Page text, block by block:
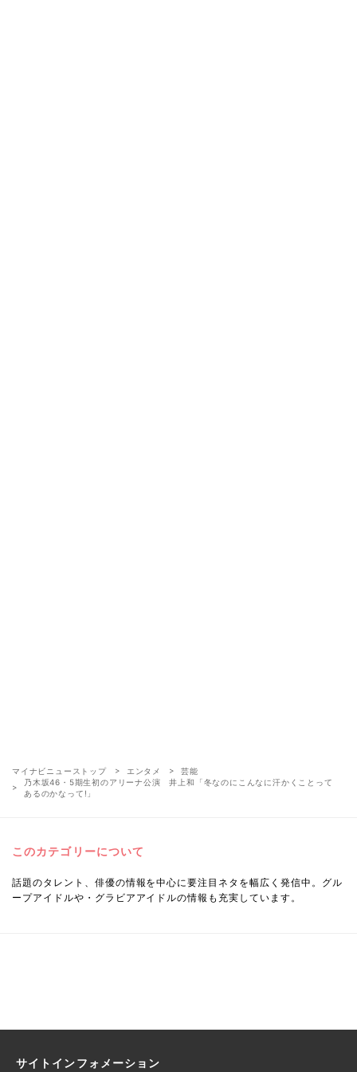
マイナビニューストップ エンタメ
芸能
乃木坂46・5期生初のアリーナ公演 井上和「冬なのにこんなに汗かくことって
あるのかなって!」
このカテゴリーについて
話題のタレント、俳優の情報を中心に要注目ネタを幅広く発信中。グル
ープアイドルや・グラビアアイドルの情報も充実しています。
サイトインフォメーション